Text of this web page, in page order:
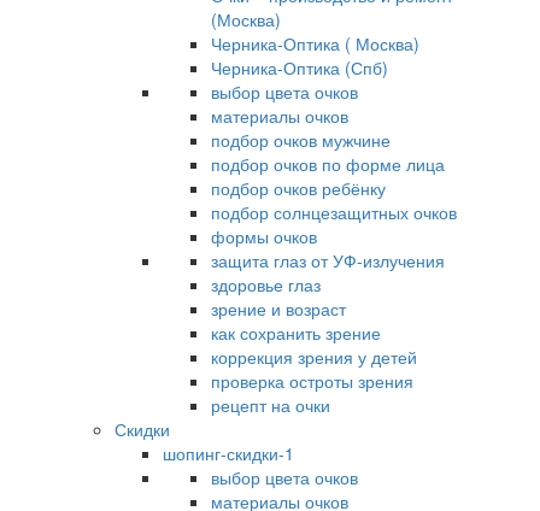
(Москва)
Черника-Оптика ( Москва)
Черника-Оптика (Спб)
выбор цвета очков
материалы очков
подбор очков мужчине
подбор очков по форме лица
подбор очков ребёнку
подбор солнцезащитных очков
формы очков
защита глаз от УФ-излучения
здоровье глаз
зрение и возраст
как сохранить зрение
коррекция зрения у детей
проверка остроты зрения
рецепт на очки
Скидки
шопинг-скидки-1
выбор цвета очков
материалы очков